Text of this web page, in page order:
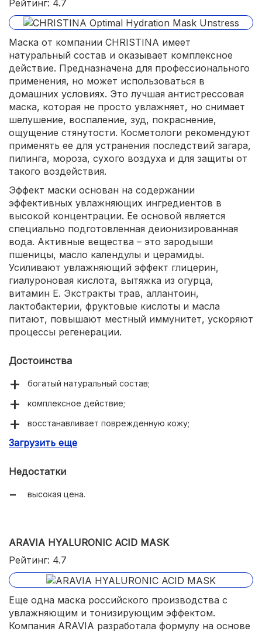
Рейтинг: 4.7
Маска от компании CHRISTINA имеет
натуральный состав и оказывает комплексное
действие. Предназначена для профессионального
применения, но может использоваться в
домашних условиях. Это лучшая антистрессовая
маска, которая не просто увлажняет, но снимает
шелушение, воспаление, зуд, покраснение,
ощущение стянутости. Косметологи рекомендуют
применять ее для устранения последствий загара,
пилинга, мороза, сухого воздуха и для защиты от
такого воздействия.
Эффект маски основан на содержании
эффективных увлажняющих ингредиентов в
высокой концентрации. Ее основой является
специально подготовленная деионизированная
вода. Активные вещества – это зародыши
пшеницы, масло календулы и церамиды.
Усиливают увлажняющий эффект глицерин,
гиалуроновая кислота, вытяжка из огурца,
витамин Е. Экстракты трав, аллантоин,
лактобактерии, фруктовые кислоты и масла
питают, повышают местный иммунитет, ускоряют
процессы регенерации.
Достоинства
богатый натуральный состав;
комплексное действие;
восстанавливает поврежденную кожу;
глубоко увлажняет;
экономное расходование.
Загрузить еще
Недостатки
высокая цена.
ARAVIA HYALURONIC ACID MASK
Рейтинг: 4.7
Еще одна маска российского производства с
увлажняющим и тонизирующим эффектом.
Компания ARAVIA разработала формулу на основе